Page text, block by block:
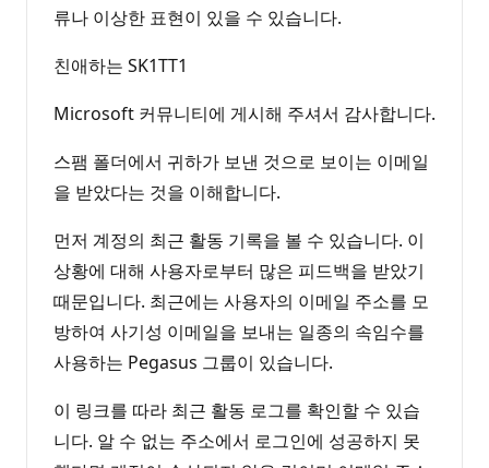
류나 이상한 표현이 있을 수 있습니다.
친애하는 SK1TT1
Microsoft 커뮤니티에 게시해 주셔서 감사합니다.
스팸 폴더에서 귀하가 보낸 것으로 보이는 이메일
을 받았다는 것을 이해합니다.
먼저 계정의 최근 활동 기록을 볼 수 있습니다. 이
상황에 대해 사용자로부터 많은 피드백을 받았기
때문입니다. 최근에는 사용자의 이메일 주소를 모
방하여 사기성 이메일을 보내는 일종의 속임수를
사용하는 Pegasus 그룹이 있습니다.
이 링크를 따라 최근 활동 로그를 확인할 수 있습
니다. 알 수 없는 주소에서 로그인에 성공하지 못